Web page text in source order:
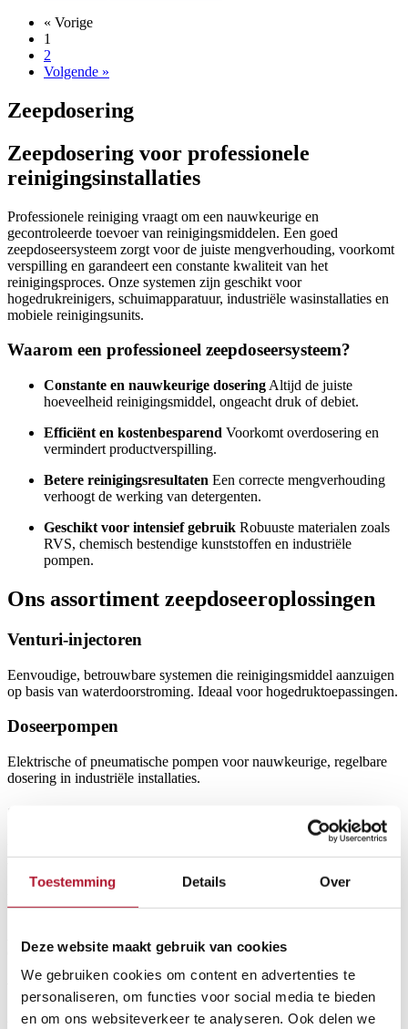
Toestemming Details Over
Deze website maakt gebruik van cookies
We gebruiken cookies om content en advertenties te
personaliseren, om functies voor social media te bieden
en om ons websiteverkeer te analyseren. Ook delen we
« Vorige
1
2
Volgende »
Zeepdosering
Zeepdosering voor professionele
reinigingsinstallaties
Professionele reiniging vraagt om een nauwkeurige en
gecontroleerde toevoer van reinigingsmiddelen. Een goed
zeepdoseersysteem zorgt voor de juiste mengverhouding, voorkomt
verspilling en garandeert een constante kwaliteit van het
reinigingsproces. Onze systemen zijn geschikt voor
hogedrukreinigers, schuimapparatuur, industriële wasinstallaties en
mobiele reinigingsunits.
Waarom een professioneel zeepdoseersysteem?
Constante en nauwkeurige dosering Altijd de juiste
hoeveelheid reinigingsmiddel, ongeacht druk of debiet.
Efficiënt en kostenbesparend Voorkomt overdosering en
vermindert productverspilling.
Betere reinigingsresultaten Een correcte mengverhouding
verhoogt de werking van detergenten.
Geschikt voor intensief gebruik Robuuste materialen zoals
RVS, chemisch bestendige kunststoffen en industriële
pompen.
Ons assortiment zeepdoseeroplossingen
Venturi‑injectoren
Eenvoudige, betrouwbare systemen die reinigingsmiddel aanzuigen
op basis van waterdoorstroming. Ideaal voor hogedruktoepassingen.
Doseerpompen
Elektrische of pneumatische pompen voor nauwkeurige, regelbare
dosering in industriële installaties.
Schuim- en zeepinjectiesystemen
onderhoudsvriendelijke installatie.
Waarop letten bij de keuze van een
zeepdoseersysteem?